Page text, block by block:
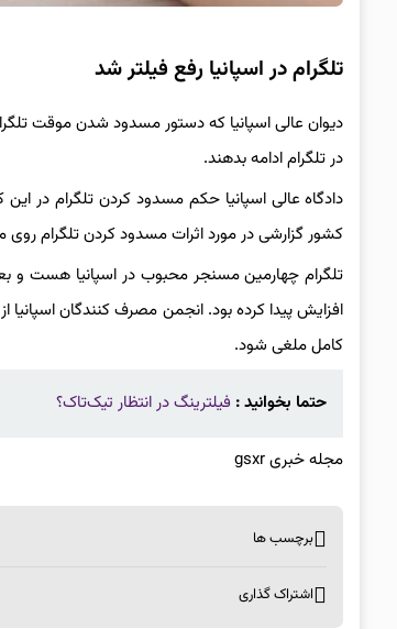
تلگرام در اسپانیا رفع فیلتر شد
دیوان عالی اسپانیا که دستور مسدود شدن موقت
در تلگرام ادامه بدهند.
دادگاه عالی اسپانیا حکم مسدود کردن تلگرام در
کشور گزارشی در مورد اثرات مسدود کردن تلگرام
افزایش پیدا کرده بود. انجمن مصرف کنندگان
کامل ملغی شود.
حتما بخوانید : فیلترینگ در انتظار تیک‌تاک؟
مجله خبری gsxr
برچسب ها
اشتراک گذاری